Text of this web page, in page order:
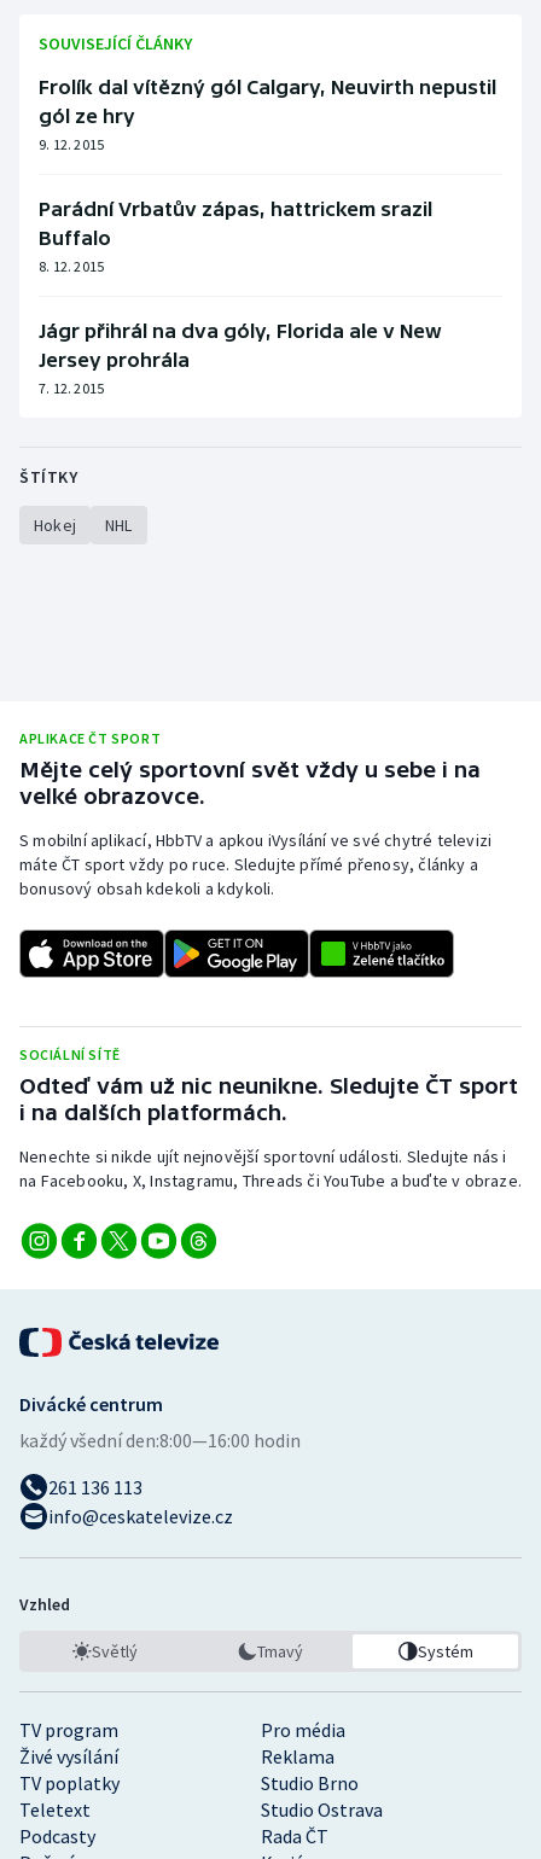
SOUVISEJÍCÍ ČLÁNKY
Frolík dal vítězný gól Calgary, Neuvirth nepustil
gól ze hry
9. 12. 2015
Parádní Vrbatův zápas, hattrickem srazil
Buffalo
8. 12. 2015
Jágr přihrál na dva góly, Florida ale v New
Jersey prohrála
7. 12. 2015
ŠTÍTKY
Hokej NHL
APLIKACE ČT SPORT
Mějte celý sportovní svět vždy u sebe i na
velké obrazovce.
S mobilní aplikací, HbbTV a apkou iVysílání ve své chytré televizi
máte ČT sport vždy po ruce. Sledujte přímé přenosy, články a
bonusový obsah kdekoli a kdykoli.
SOCIÁLNÍ SÍTĚ
Odteď vám už nic neunikne. Sledujte ČT sport
i na dalších platformách.
Nenechte si nikde ujít nejnovější sportovní události. Sledujte nás i
na Facebooku, X, Instagramu, Threads či YouTube a buďte v obraze.
TV program
Pro média
Živé vysílání
Reklama
TV poplatky
Studio Brno
Teletext
Studio Ostrava
Podcasty
Rada ČT
Divácké centrum
každý všední den:8:00—16:00 hodin
261 136 113
info@ceskatelevize.cz
Vzhled
Světlý Tmavý Systém